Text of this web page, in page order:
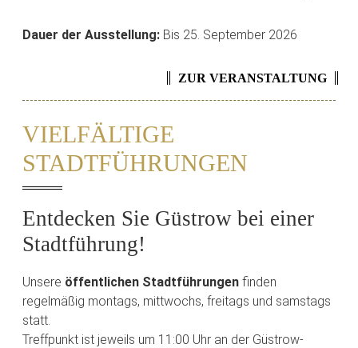
Dauer der Ausstellung: Bis 25. September 2026
ZUR VERANSTALTUNG
VIELFÄLTIGE
STADTFÜHRUNGEN
Entdecken Sie Güstrow bei einer
Stadtführung!
Unsere öffentlichen Stadtführungen finden
regelmäßig montags, mittwochs, freitags und samstags
statt.
Treffpunkt ist jeweils um 11:00 Uhr an der Güstrow-